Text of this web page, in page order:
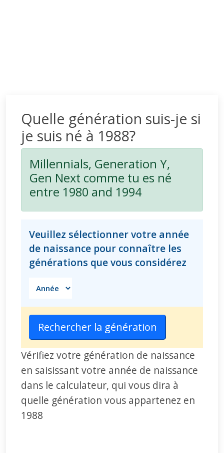
Quelle génération suis-je si
je suis né à 1988?
Millennials, Generation Y,
Gen Next comme tu es né
entre 1980 and 1994
Veuillez sélectionner votre année
de naissance pour connaître les
générations que vous considérez
Rechercher la génération
Vérifiez votre génération de naissance
en saisissant votre année de naissance
dans le calculateur, qui vous dira à
quelle génération vous appartenez en
1988